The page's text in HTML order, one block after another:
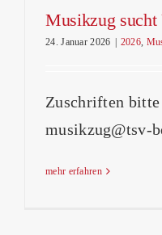
Musikzug sucht
24. Januar 2026 | 2026
Zuschriften
musikzug@tsv-
mehr erfahren